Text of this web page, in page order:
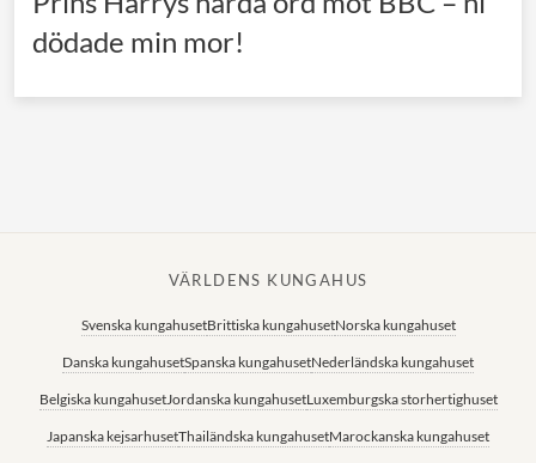
Thailändska kungahuset
dödade min mor!
VÄRLDENS KUNGAHUS
Svenska kungahusetBrittiska kungahusetNorska kungahuset
Danska kungahusetSpanska kungahusetNederländska kungahuset
Belgiska kungahusetJordanska kungahusetLuxemburgska storhertighuset
Japanska kejsarhusetThailändska kungahusetMarockanska kungahuset